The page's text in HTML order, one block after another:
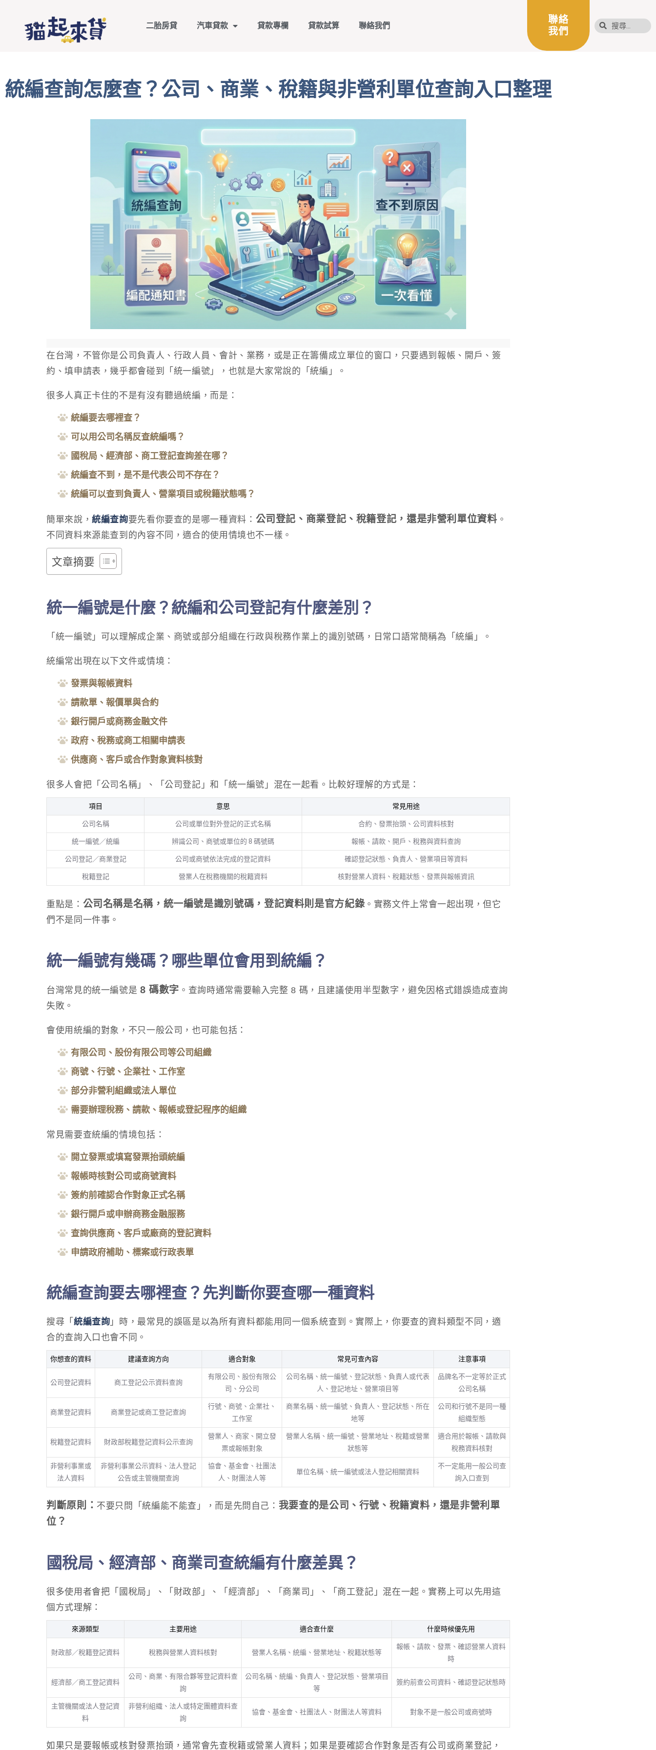
二胎房貸 汽車貸款 貸款專欄 貸款試算 聯絡我們
聯絡
我們
統編查詢怎麼查？公司、商業、稅籍與非營利單位查詢入口整理
在台灣，不管你是公司負責人、行政人員、會計、業務，或是正在籌備成立單位的窗口，只要遇到報帳、開戶、簽
約、填申請表，幾乎都會碰到「統一編號」，也就是大家常說的「統編」。
很多人真正卡住的不是有沒有聽過統編，而是：
統編要去哪裡查？
可以用公司名稱反查統編嗎？
國稅局、經濟部、商工登記查詢差在哪？
統編查不到，是不是代表公司不存在？
統編可以查到負責人、營業項目或稅籍狀態嗎？
簡單來說，統編查詢要先看你要查的是哪一種資料： 公司登記、商業登記、稅籍登記，還是非營利單位資料 。
不同資料來源能查到的內容不同，適合的使用情境也不一樣。
文章摘要
統一編號是什麼？統編和公司登記有什麼差別？
「統一編號」可以理解成企業、商號或部分組織在行政與稅務作業上的識別號碼，日常口語常簡稱為「統編」。
統編常出現在以下文件或情境：
發票與報帳資料
請款單、報價單與合約
銀行開戶或商務金融文件
政府、稅務或商工相關申請表
供應商、客戶或合作對象資料核對
很多人會把「公司名稱」、「公司登記」和「統一編號」混在一起看。比較好理解的方式是：
項目 意思 常見用途
公司名稱 公司或單位對外登記的正式名稱 合約、發票抬頭、公司資料核對
統一編號／統編 辨識公司、商號或單位的 8 碼號碼 報帳、請款、開戶、稅務與資料查詢
公司登記／商業登記 公司或商號依法完成的登記資料 確認登記狀態、負責人、營業項目等資料
稅籍登記 營業人在稅務機關的稅籍資料 核對營業人資料、稅籍狀態、發票與報帳資訊
重點是： 公司名稱是名稱，統一編號是識別號碼，登記資料則是官方紀錄 。實務文件上常會一起出現，但它
們不是同一件事。
統一編號有幾碼？哪些單位會用到統編？
台灣常見的統一編號是 8 碼數字 。查詢時通常需要輸入完整 8 碼，且建議使用半型數字，避免因格式錯誤造成查詢
失敗。
會使用統編的對象，不只一般公司，也可能包括：
有限公司、股份有限公司等公司組織
商號、行號、企業社、工作室
部分非營利組織或法人單位
需要辦理稅務、請款、報帳或登記程序的組織
常見需要查統編的情境包括：
開立發票或填寫發票抬頭統編
報帳時核對公司或商號資料
簽約前確認合作對象正式名稱
銀行開戶或申辦商務金融服務
查詢供應商、客戶或廠商的登記資料
申請政府補助、標案或行政表單
統編查詢要去哪裡查？先判斷你要查哪一種資料
搜尋「 統編查詢 」時，最常見的誤區是以為所有資料都能用同一個系統查到。實際上，你要查的資料類型不同，適
合的查詢入口也會不同。
你想查的資料 建議查詢方向 適合對象 常見可查內容 注意事項
公司登記資料 商工登記公示資料查詢
有限公司、股份有限公
司、分公司
公司名稱、統一編號、登記狀態、負責人或代表
人、登記地址、營業項目等
品牌名不一定等於正式
公司名稱
商業登記資料 商業登記或商工登記查詢
行號、商號、企業社、
工作室
商業名稱、統一編號、負責人、登記狀態、所在
地等
公司和行號不是同一種
組織型態
稅籍登記資料 財政部稅籍登記資料公示查詢
營業人、商家、開立發
票或報帳對象
營業人名稱、統一編號、營業地址、稅籍或營業
狀態等
適合用於報帳、請款與
稅務資料核對
非營利事業或
法人資料
非營利事業公示資料、法人登記
公告或主管機關查詢
協會、基金會、社團法
人、財團法人等
單位名稱、統一編號或法人登記相關資料
不一定能用一般公司查
詢入口查到
判斷原則： 不要只問「統編能不能查」，而是先問自己： 我要查的是公司、行號、稅籍資料，還是非營利單
位？
國稅局、經濟部、商業司查統編有什麼差異？
很多使用者會把「國稅局」、「財政部」、「經濟部」、「商業司」、「商工登記」混在一起。實務上可以先用這
個方式理解：
來源類型 主要用途 適合查什麼 什麼時候優先用
財政部／稅籍登記資料 稅務與營業人資料核對 營業人名稱、統編、營業地址、稅籍狀態等
報帳、請款、發票、確認營業人資料
時
經濟部／商工登記資料
公司、商業、有限合夥等登記資料查
詢
公司名稱、統編、負責人、登記狀態、營業項目
等
簽約前查公司資料、確認登記狀態時
主管機關或法人登記資
料
非營利組織、法人或特定團體資料查
詢
協會、基金會、社團法人、財團法人等資料 對象不是一般公司或商號時
如果只是要報帳或核對發票抬頭，通常會先查稅籍或營業人資料；如果是要確認合作對象是否有公司或商業登記，